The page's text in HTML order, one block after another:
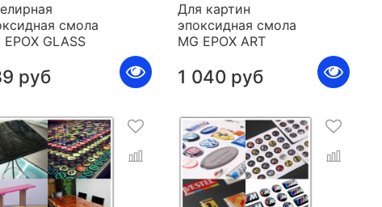
смола
EPOX GLASS
руб
Для картин
эпоксидная смола
MG EPOX ART
1 040 руб